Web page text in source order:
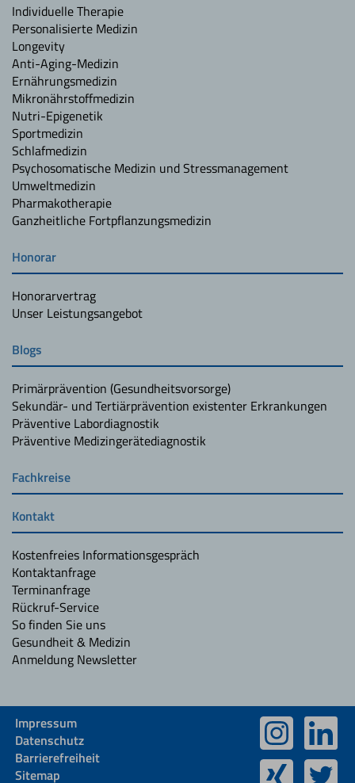
Individuelle Therapie
Personalisierte Medizin
Longevity
Anti-Aging-Medizin
Ernährungsmedizin
Mikronährstoffmedizin
Nutri-Epigenetik
Sportmedizin
Schlafmedizin
Psychosomatische Medizin und Stressmanagement
Umweltmedizin
Pharmakotherapie
Ganzheitliche Fortpflanzungsmedizin
Honorar
Honorarvertrag
Unser Leistungsangebot
Blogs
Primärprävention (Gesundheitsvorsorge)
Sekundär- und Tertiärprävention existenter Erkrankungen
Präventive Labordiagnostik
Präventive Medizingerätediagnostik
Fachkreise
Kontakt
Kostenfreies Informationsgespräch
Kontaktanfrage
Terminanfrage
Rückruf-Service
So finden Sie uns
Gesundheit & Medizin
Anmeldung Newsletter
Impressum
Datenschutz
Barrierefreiheit
Sitemap